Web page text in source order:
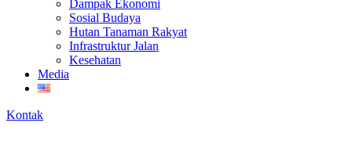
Dampak Ekonomi
Sosial Budaya
Hutan Tanaman Rakyat
Infrastruktur Jalan
Kesehatan
Media
Kontak